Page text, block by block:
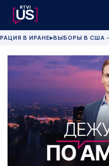
В ИРАНЕ▶ВЫБОРЫ В США -